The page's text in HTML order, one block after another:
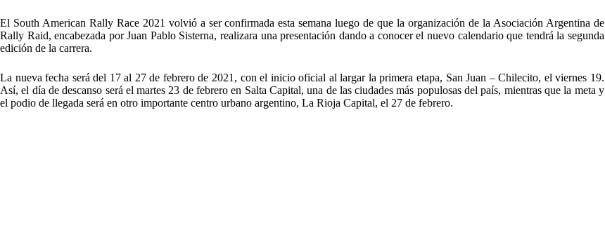
El South American Rally Race 2021 volvió a ser confirmada esta semana luego de que la organización de la Asociación Argentina de
Rally Raid, encabezada por Juan Pablo Sisterna, realizara una presentación dando a conocer el nuevo calendario que tendrá la segunda
edición de la carrera.
La nueva fecha será del 17 al 27 de febrero de 2021, con el inicio oficial al largar la primera etapa, San Juan – Chilecito, el viernes 19.
Así, el día de descanso será el martes 23 de febrero en Salta Capital, una de las ciudades más populosas del país, mientras que la meta y
el podio de llegada será en otro importante centro urbano argentino, La Rioja Capital, el 27 de febrero.